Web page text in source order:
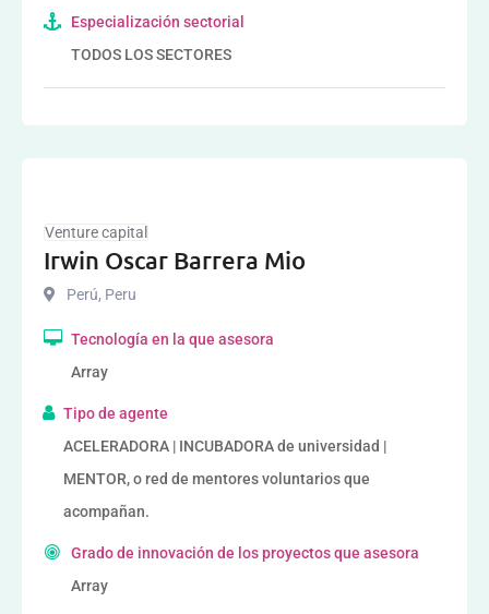
Especialización sectorial
TODOS LOS SECTORES
Venture capital
Irwin Oscar Barrera Mio
Perú, Peru
Tecnología en la que asesora
Array
Tipo de agente
ACELERADORA | INCUBADORA de universidad |
MENTOR, o red de mentores voluntarios que
acompañan.
Grado de innovación de los proyectos que asesora
Array